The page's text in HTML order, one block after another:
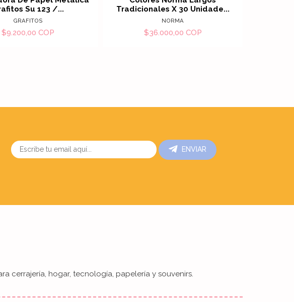
Su 123 /...
GRAFITOS
$9.200,00 COP
Tradicionales X 30 Unidade...
NORMA
$36.000,00 COP
ENVIAR
cerrajería, hogar, tecnología, papelería y souvenirs.